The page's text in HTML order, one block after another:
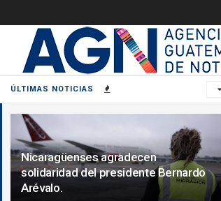
ÚLTIMAS NOTICIAS
Nicaragüenses agradecen
solidaridad del presidente Bernardo
Arévalo.